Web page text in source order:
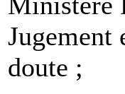
Jugement
doute ;